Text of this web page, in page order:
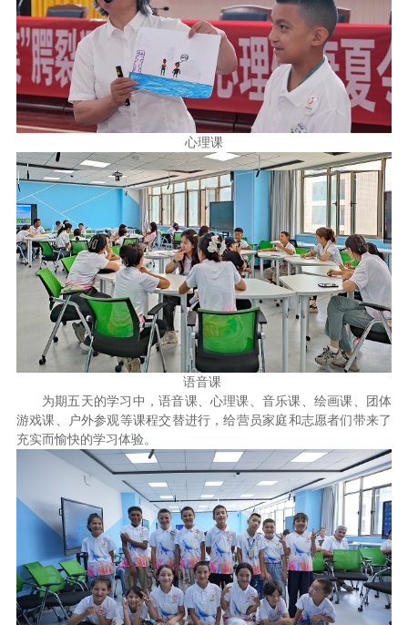
心理课
语音课
为期五天的学习中，语音课、心理课、音乐课、绘画课、团体
游戏课、户外参观等课程交替进行，给营员家庭和志愿者们带来了
充实而愉快的学习体验。